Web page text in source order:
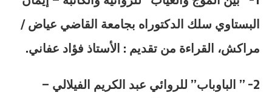
البستاوي سلك الدكتوراه بجامعة القاضي عياض /
مراكش، القراءة من تقديم : الأستاذ فؤاد عفاني.
2- ” الباوباب” للروائي عبد الكريم الفيلالي –